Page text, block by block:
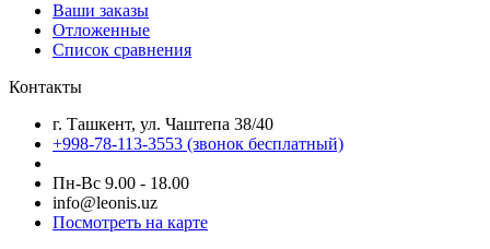
Ваши заказы
Отложенные
Список сравнения
Контакты
г. Ташкент, ул. Чаштепа 38/40
+998-78-113-3553 (звонок бесплатный)
Пн-Вс 9.00 - 18.00
info@leonis.uz
Посмотреть на карте